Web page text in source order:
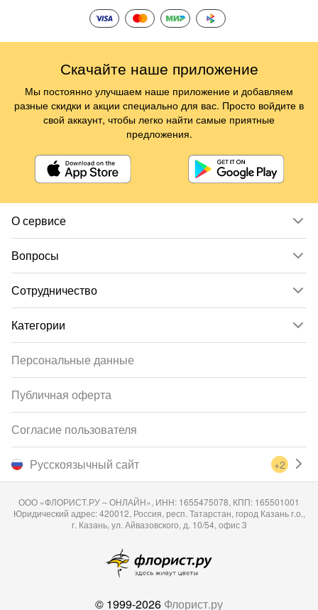
О сервисе
Вопросы
Сотрудничество
Категории
Русскоязычный сайт +2
Персональные данные
Публичная оферта
Согласие пользователя
ООО «ФЛОРИСТ.РУ – ОНЛАЙН», ИНН: 1655475078, КПП: 165501001
Юридический адрес: 420012, Россия, респ. Татарстан, город Казань г.о.,
г. Казань, ул. Айвазовского, д. 10/54, офис 3
© 1999-2026 Флорист.ру
Скачайте наше приложение
Мы постоянно улучшаем наше приложение и добавляем
разные скидки и акции специально для вас. Просто войдите в
свой аккаунт, чтобы легко найти самые приятные
предложения.